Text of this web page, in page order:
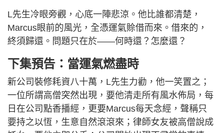
L先生冷眼旁觀，心底一陣悲涼。他比誰都清楚，
Marcus眼前的風光，全憑運氣賒借而來。借來的，
終須歸還。問題只在於——何時還？怎麼還？
下集預告：當運氣燃盡時
新公司裝修耗資八十萬，L先生力勸，他一笑置之；
一位所謂高僧突然出現，要他清走所有風水佈局，每
日在公司點香播經，更要Marcus每天念經，聲稱只
要持之以恆，生意自然滾滾來；律師女友被高僧說成